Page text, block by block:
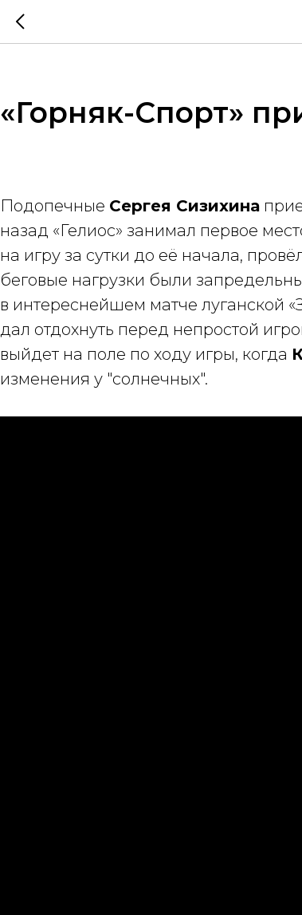
«Горняк-Спорт»
Подопечные Сергея Сизихина
назад «Гелиос» занимал первое
на игру за сутки до её начала,
беговые нагрузки были
в интереснейшем матче луганской
дал отдохнуть перед непростой
выйдет на поле по ходу игры, когда
изменения у "солнечных".